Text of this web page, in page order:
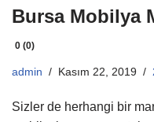
Bursa Mobilya
0 (0)
admin Kasım 22, 2019
Sizler de herhangi bir